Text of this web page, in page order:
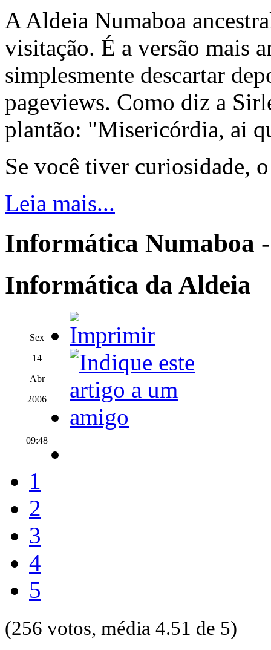
A Aldeia Numaboa
visitação. É a versão mais
simplesmente descartar
pageviews. Como diz a
plantão: "Misericórdia, ai
Se você tiver curiosidade,
Leia mais...
Informática Numaboa
Informática da Aldeia
Sex
14
Abr
2006
09:48
1
2
3
4
5
(256 votos, média 4.51 de 5)